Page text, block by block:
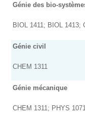
Génie des bio-
BIOL 1411; BIOL 1413;
Génie civil
CHEM 1311
Génie mécanique
CHEM 1311; PHYS 1071